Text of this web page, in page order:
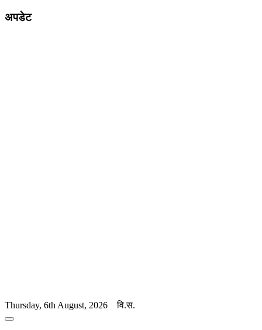
अपडेट
Thursday, 6th August, 2026 वि.स.